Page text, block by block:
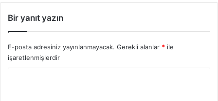
Bir yanıt yazın
E-posta adresiniz yayınlanmayacak. Gerekli alanlar * ile
işaretlenmişlerdir